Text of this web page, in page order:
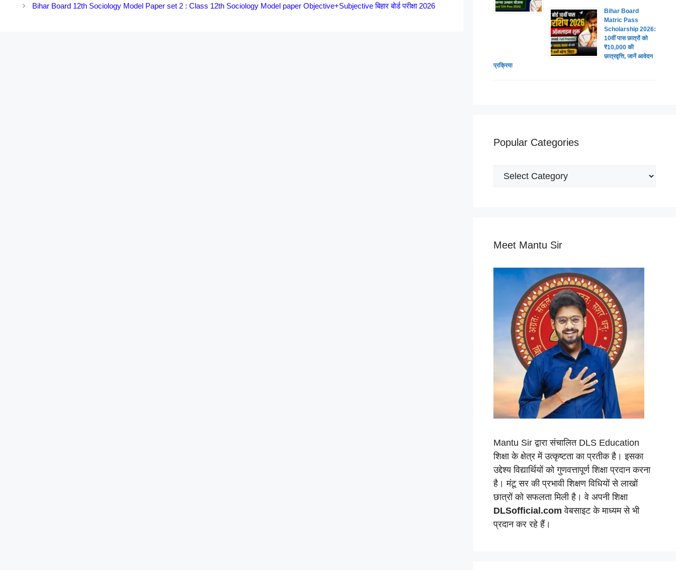
Bihar Board 12th Sociology Model Paper set 2 : Class 12th Sociology Model paper Objective+Subjective बिहार बोर्ड परीक्षा 2026
Bihar Board
Matric Pass
Scholarship 2026:
10वीं पास छात्रों को
₹10,000 की
छात्रवृत्ति, जानें आवेदन
प्रक्रिया
Popular Categories
Popular
Meet Mantu Sir
Mantu Sir द्वारा संचालित DLS Education
शिक्षा के क्षेत्र में उत्कृष्टता का प्रतीक है। इसका
उद्देश्य विद्यार्थियों को गुणवत्तापूर्ण शिक्षा प्रदान करना
है। मंटू सर की प्रभावी शिक्षण विधियों से लाखों
छात्रों को सफलता मिली है। वे अपनी शिक्षा
DLSofficial.com वेबसाइट के माध्यम से भी
प्रदान कर रहे हैं।